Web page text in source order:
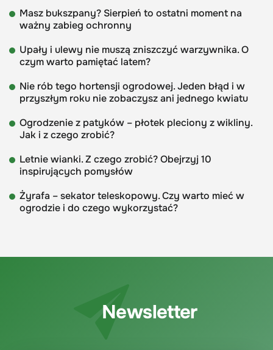
Masz bukszpany? Sierpień to ostatni moment na
ważny zabieg ochronny
Upały i ulewy nie muszą zniszczyć warzywnika. O
czym warto pamiętać latem?
Nie rób tego hortensji ogrodowej. Jeden błąd i w
przyszłym roku nie zobaczysz ani jednego kwiatu
Ogrodzenie z patyków – płotek pleciony z wikliny.
Jak i z czego zrobić?
Letnie wianki. Z czego zrobić? Obejrzyj 10
inspirujących pomysłów
Żyrafa – sekator teleskopowy. Czy warto mieć w
ogrodzie i do czego wykorzystać?
Newsletter